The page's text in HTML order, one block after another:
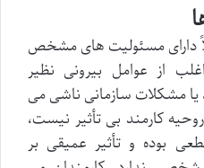
دارای مسئولیت های مشخص
از عوامل بیرونی نظیر
یا مشکلات سازمانی ناشی می
کارمند بی تأثیر نیست،
بوده و تأثیر عمیقی بر